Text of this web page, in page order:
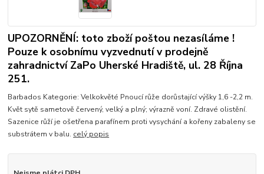
UPOZORNĚNÍ: toto zboží poštou nezasíláme !
Pouze k osobnímu vyzvednutí v prodejně
zahradnictví ZaPo Uherské Hradiště, ul. 28 Října
251.
Barbados Kategorie: Velkokvěté Pnoucí růže dorůstající výšky 1,6 -2,2 m.
Květ sytě sametově červený, velký a plný; výrazně voní. Zdravé olistění.
Sazenice růží je ošetřena parafínem proti vysychání a kořeny zabaleny se
substrátem v balu. celý popis